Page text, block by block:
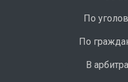
По
По
В